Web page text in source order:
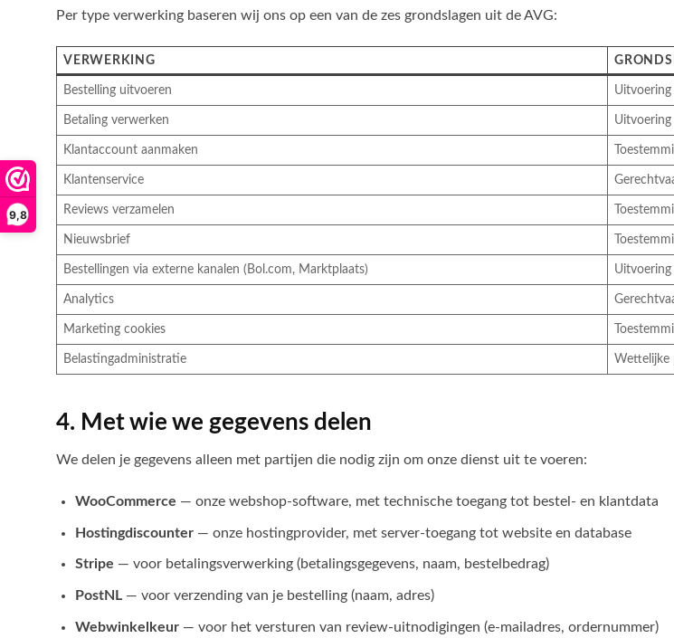
9,8
Per type verwerking baseren wij ons op een van de zes grondslagen uit de AVG:
VERWERKING
Bestelling uitvoeren
Betaling verwerken
Klantaccount aanmaken
Klantenservice
Reviews verzamelen
Nieuwsbrief
Bestellingen via externe kanalen (Bol.com, Marktplaats)
Analytics
Marketing cookies
Belastingadministratie Wettelijke
4. Met wie we gegevens delen
We delen je gegevens alleen met partijen die nodig zijn om onze dienst uit te voeren:
WooCommerce — onze webshop-software, met technische toegang tot bestel- en klantdata
Hostingdiscounter— onze hostingprovider, met server-toegang tot website en database
Stripe — voor betalingsverwerking (betalingsgegevens, naam, bestelbedrag)
PostNL— voor verzending van je bestelling (naam, adres)
Webwinkelkeur— voor het versturen van review-uitnodigingen (e-mailadres, ordernummer)